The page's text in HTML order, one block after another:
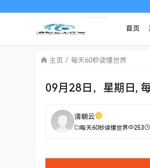
首页
主页 每天60秒读懂世界
09月28日，星期日,
清朝云
每天60秒读懂世界 253